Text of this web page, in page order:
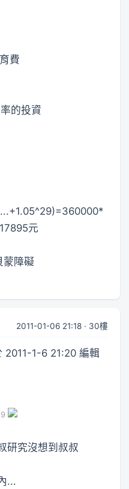
費
的投資
元
蒙障礙
2011-01-06 21:18 · 30樓
2011-1-6 21:20 編輯
研究沒想到叔叔
...